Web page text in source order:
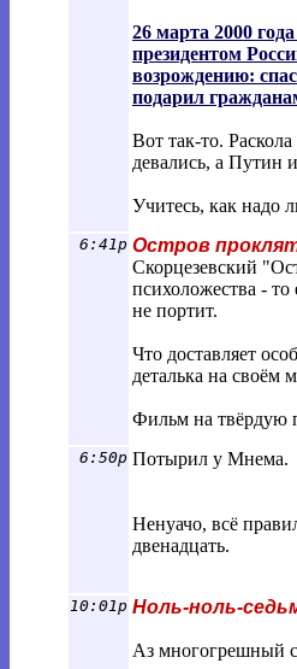
26 марта 2000
президентом
возрождению:
подарил
Вот так-то.
девались, а Путин
Учитесь, как надо
6:41p Остров
Скорцезевский
психоложества -
не портит.
Что доставляет
деталька на своём
Фильм на твёрдую
6:50p Потырил у Мнема.
Ненуачо, всё
двенадцать.
10:01p Ноль-ноль-
Аз многогрешный